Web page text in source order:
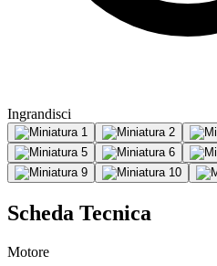
Ingrandisci
Scheda Tecnica
Motore